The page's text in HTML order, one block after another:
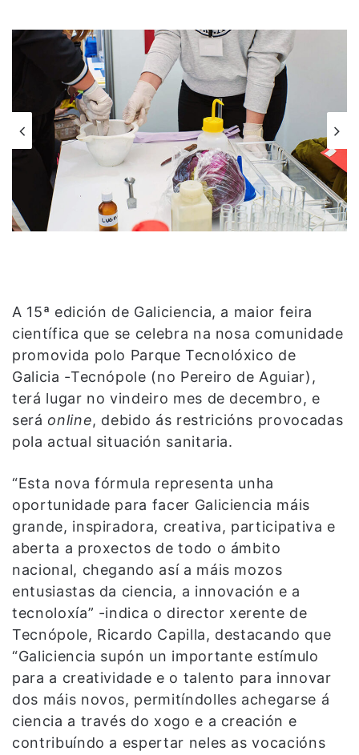
A 15ª edición de Galiciencia, a maior feira
científica que se celebra na nosa comunidade
promovida polo Parque Tecnolóxico de
Galicia -Tecnópole (no Pereiro de Aguiar),
terá lugar no vindeiro mes de decembro, e
será online, debido ás restricións provocadas
pola actual situación sanitaria.
“Esta nova fórmula representa unha
oportunidade para facer Galiciencia máis
grande, inspiradora, creativa, participativa e
aberta a proxectos de todo o ámbito
nacional, chegando así a máis mozos
entusiastas da ciencia, a innovación e a
tecnoloxía” -indica o director xerente de
Tecnópole, Ricardo Capilla, destacando que
“Galiciencia supón un importante estímulo
para a creatividade e o talento para innovar
dos máis novos, permitíndolles achegarse á
ciencia a través do xogo e a creación e
contribuíndo a espertar neles as vocacións